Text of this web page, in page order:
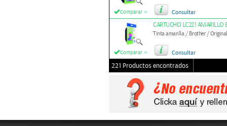
Comparar » Consultar
Comparar »
CARTUCHO LC221 AMARILLO
Tinta amarilla / Brother /
Consultar
221 Productos encontrados